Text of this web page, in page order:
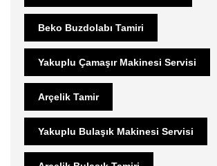
Beko Buzdolabı Tamiri
Yakuplu Çamaşır Makinesi Servisi
Arçelik Tamir
Yakuplu Bulaşık Makinesi Servisi